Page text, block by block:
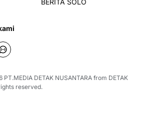
PT.MEDIA DETAK NUSANTARA from DETAK
reserved.